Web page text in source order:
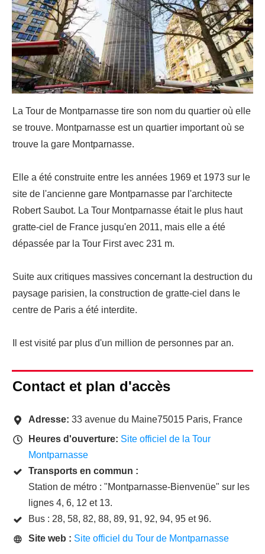
La Tour de Montparnasse tire son nom du quartier où elle
se trouve. Montparnasse est un quartier important où se
trouve la gare Montparnasse.
Elle a été construite entre les années 1969 et 1973 sur le
site de l'ancienne gare Montparnasse par l'architecte
Robert Saubot. La Tour Montparnasse était le plus haut
gratte-ciel de France jusqu'en 2011, mais elle a été
dépassée par la Tour First avec 231 m.
Suite aux critiques massives concernant la destruction du
paysage parisien, la construction de gratte-ciel dans le
centre de Paris a été interdite.
Il est visité par plus d'un million de personnes par an.
Contact et plan d'accès
Adresse: 33 avenue du Maine75015 Paris, France
Heures d'ouverture: Site officiel de la Tour
Montparnasse
Transports en commun :
Station de métro : "Montparnasse-Bienvenüe" sur les
lignes 4, 6, 12 et 13.
Bus : 28, 58, 82, 88, 89, 91, 92, 94, 95 et 96.
Site web : Site officiel du Tour de Montparnasse